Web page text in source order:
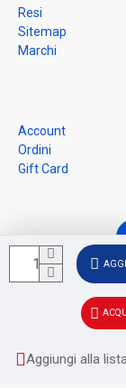
Aggiungi alla
Resi
Sitemap
Marchi
Account
Ordini
Gift Card
© Ferramenta